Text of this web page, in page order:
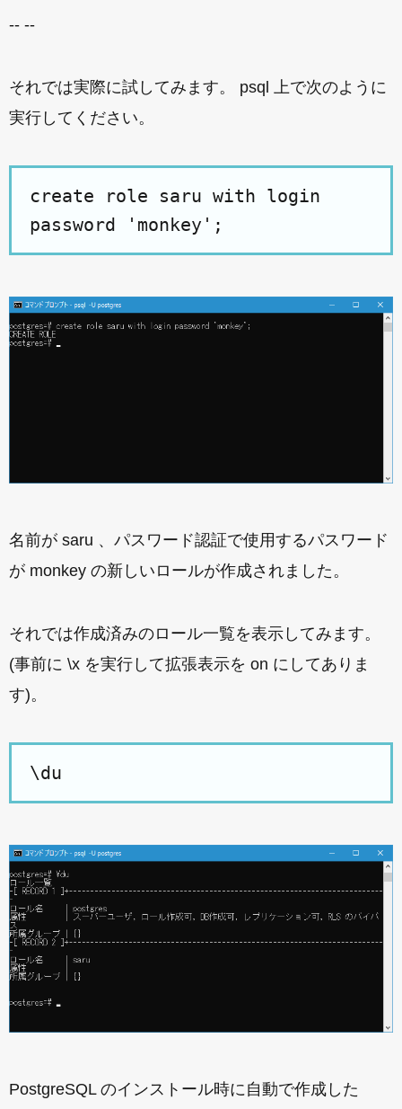
-- --
それでは実際に試してみます。 psql 上で次のように
実行してください。
create role saru with login
password 'monkey';
名前が saru 、パスワード認証で使用するパスワード
が monkey の新しいロールが作成されました。
それでは作成済みのロール一覧を表示してみます。
(事前に \x を実行して拡張表示を on にしてありま
す)。
\du
PostgreSQL のインストール時に自動で作成した